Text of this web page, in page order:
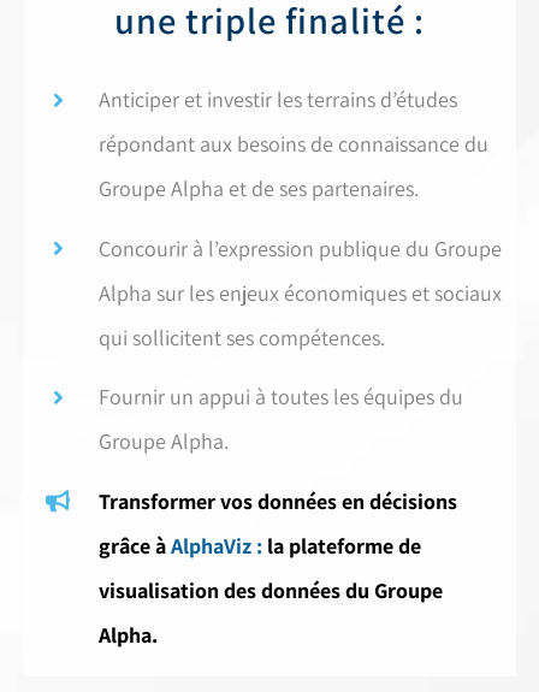
une triple finalité :
Anticiper et investir les terrains d’études
répondant aux besoins de connaissance du
Groupe Alpha et de ses partenaires.
Concourir à l’expression publique du Groupe
Alpha sur les enjeux économiques et sociaux
qui sollicitent ses compétences.
Fournir un appui à toutes les équipes du
Groupe Alpha.
Transformer vos données en décisions
grâce àAlphaViz : la plateforme de
visualisation des données du Groupe
Alpha.